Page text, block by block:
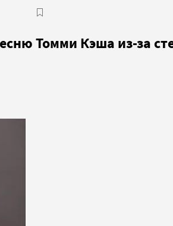
Томми Кэша из-за